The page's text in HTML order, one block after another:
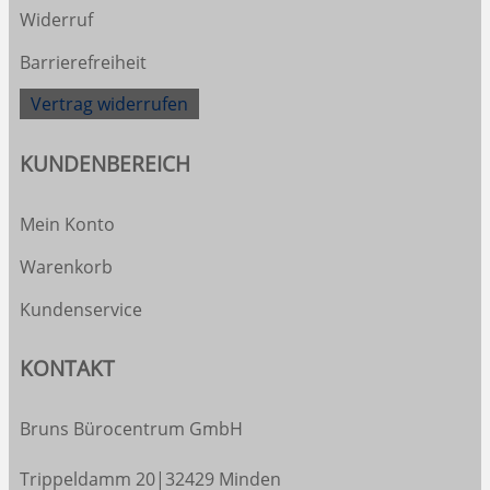
Widerruf
Barrierefreiheit
Vertrag widerrufen
KUNDENBEREICH
Mein Konto
Warenkorb
Kundenservice
KONTAKT
Bruns Bürocentrum GmbH
Trippeldamm 20|32429 Minden